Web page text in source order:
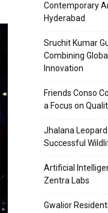
Contemporary
Hyderabad
Sruchit Kumar
Combining
Innovation
Friends Conso
a Focus on
Jhalana Leopard
Successful
Artificial
Zentra Labs
Gwalior